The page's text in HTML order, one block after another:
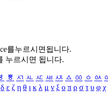
를누르시면됩니다.
누르시면 됩니다.
ㅹ ㅺ ㅻ ㅼ ㅽ ㅾ ㅿ ㆀ ㆁ ㆂ
δ ε ζ η θ ι κ λ μ ν ξ ο π ρ σ τ υ φ χ